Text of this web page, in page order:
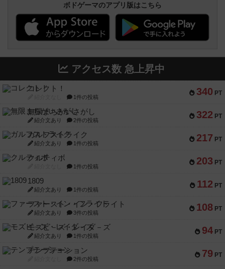
ボドゲーマのアプリ版はこちら
アクセス数 急上昇中
340 PT
コレクト！
1件の投稿
322 PT
無限まちがいさがし
紹介文あり 2件の投稿
217 PT
ガルフストライク
紹介文あり 1件の投稿
203 PT
クルティボ
1件の投稿
112 PT
1809
紹介文あり 1件の投稿
108 PT
ファースト・イン・フライト
紹介文あり 3件の投稿
94 PT
モズビ－ズ・レイダ－ズ
紹介文あり 1件の投稿
79 PT
テンプテーション
2件の投稿